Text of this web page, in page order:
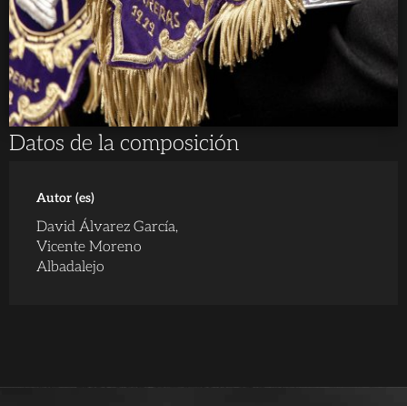
Datos de la composición
Autor (es)
David Álvarez García,
Vicente Moreno
Albadalejo